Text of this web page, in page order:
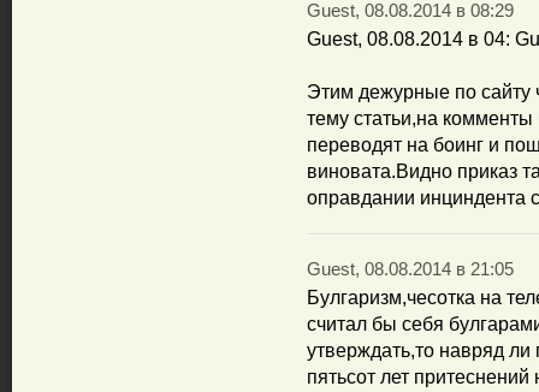
Guest, 08.08.2014 в 08:29
Guest, 08.08.2014 в 04:
Этим дежурные по сайту
тему статьи,на комменты
переводят на боинг и
виновата.Видно приказ
оправдании инциндента
Guest, 08.08.2014 в 21:05
Булгаризм,чесотка на
считал бы себя
утверждать,то навряд
пятьсот лет